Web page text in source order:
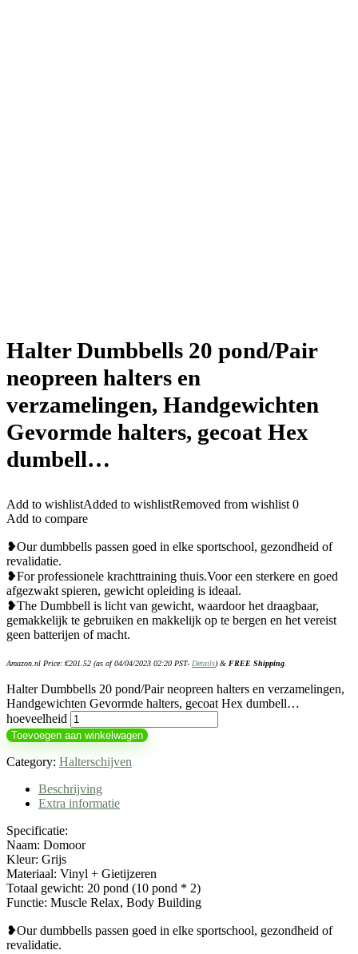
Halter Dumbbells 20 pond/Pair
neopreen halters en
verzamelingen, Handgewichten
Gevormde halters, gecoat Hex
dumbell…
Add to wishlistAdded to wishlistRemoved from wishlist 0
Add to compare
❥Our dumbbells passen goed in elke sportschool, gezondheid of
revalidatie.
❥For professionele krachttraining thuis.Voor een sterkere en goed
afgezwakt spieren, gewicht opleiding is ideaal.
❥The Dumbbell is licht van gewicht, waardoor het draagbaar,
gemakkelijk te gebruiken en makkelijk op te bergen en het vereist
geen batterijen of macht.
Amazon.nl Price: €201.52 (as of 04/04/2023 02:20 PST- Details) & FREE Shipping
Halter Dumbbells 20 pond/Pair neopreen halters en verzamelingen,
Handgewichten Gevormde halters, gecoat Hex dumbell…
hoeveelheid
Toevoegen aan winkelwagen
Category: Halterschijven
Beschrijving
Extra informatie
Specificatie:
Naam: Domoor
Kleur: Grijs
Materiaal: Vinyl + Gietijzeren
Totaal gewicht: 20 pond (10 pond * 2)
Functie: Muscle Relax, Body Building
❥Our dumbbells passen goed in elke sportschool, gezondheid of
revalidatie.